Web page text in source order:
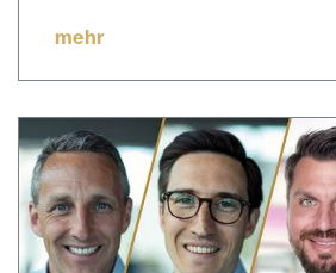
mehr